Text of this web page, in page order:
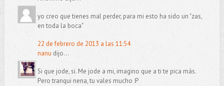
yo creo que tienes mal perder, para mi esto ha sido un "zas,
en toda la boca"
22 de febrero de 2013 a las 11:54
nanu dijo...
Si que jode, si. Me jode a mi, imagino que a ti te pica más.
Pero tranqui nena, tu vales mucho :P